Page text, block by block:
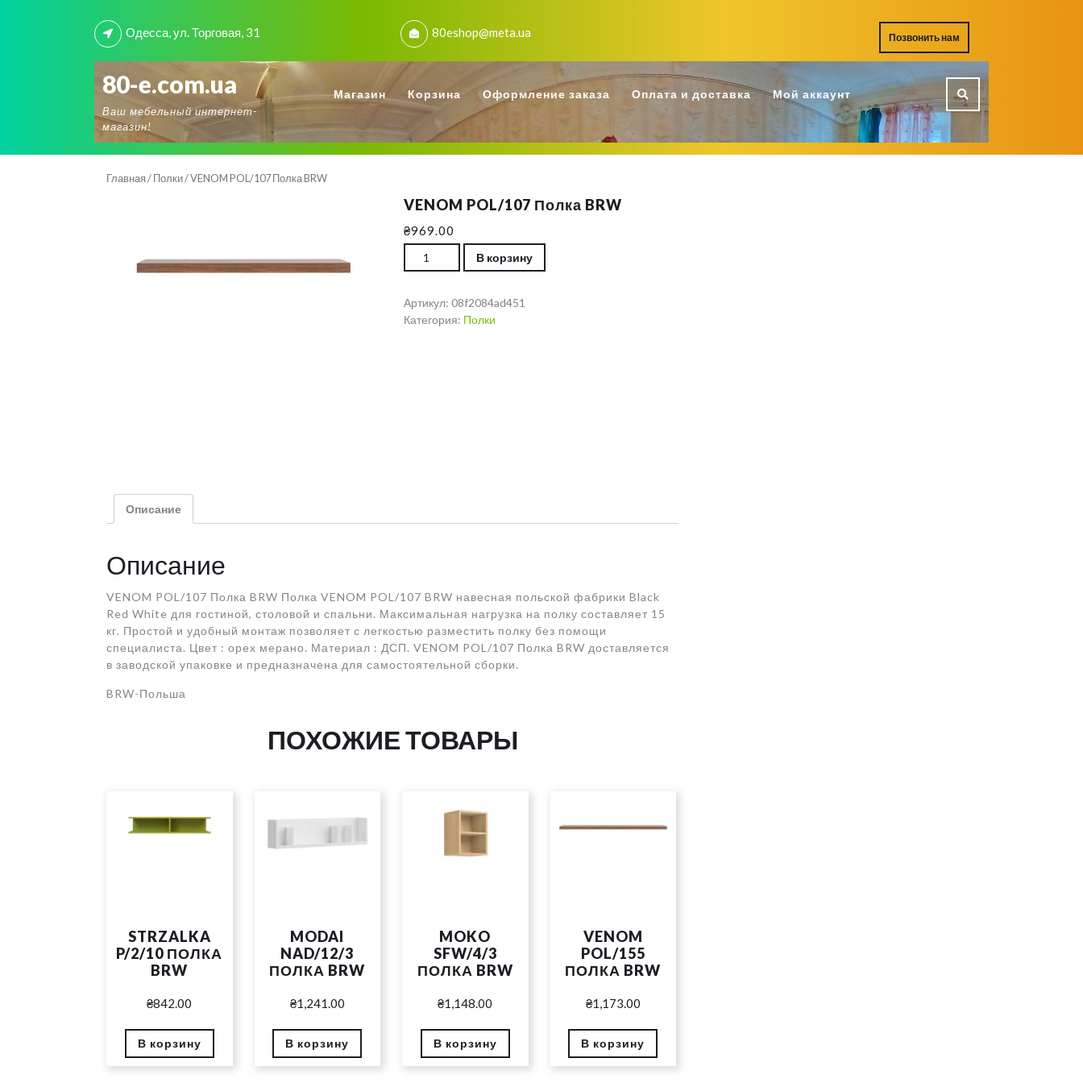
Одесса, ул. Торговая, 31 80eshop@meta.ua Позвонить нам
A
80-e.com.ua
Ваш мебельный интернет-
магазин!
Магазин Корзина Оформление заказа Оплата и доставка Мой аккаунт
Главная/Полки/ VENOM POL/107 Полка BRW
VENOM POL/107 Полка BRW
₴969.00
Количество VENOM POL/107 Полка BRW
В корзину
Артикул:08f2084ad451
Категория: Полки
Описание
Описание
VENOM POL/107 Полка BRW Полка VENOM POL/107 BRW навесная польской фабрики Black
Red White для гостиной, столовой и спальни. Максимальная нагрузка на полку составляет 15
кг. Простой и удобный монтаж позволяет с легкостью разместить полку без помощи
специалиста. Цвет : орех мерано. Материал : ДСП. VENOM POL/107 Полка BRW доставляется
в заводской упаковке и предназначена для самостоятельной сборки.
BRW-Польша
ПОХОЖИЕ ТОВАРЫ
STRZALKA
P/2/10 ПОЛКА
BRW
₴842.00
В корзину
MODAI
NAD/12/3
ПОЛКА BRW
₴1,241.00
В корзину
MOKO
SFW/4/3
ПОЛКА BRW
₴1,148.00
В корзину
VENOM
POL/155
ПОЛКА BRW
₴1,173.00
В корзину